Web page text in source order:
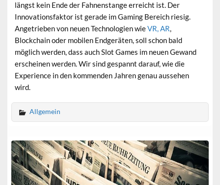
längst kein Ende der Fahnenstange erreicht ist. Der
Innovationsfaktor ist gerade im Gaming Bereich riesig.
Angetrieben von neuen Technologien wieVR, AR,
Blockchain oder mobilen Endgeräten, soll schon bald
möglich werden, dass auch Slot Games im neuen Gewand
erscheinen werden. Wir sind gespannt darauf, wie die
Experience in den kommenden Jahren genau aussehen
wird.
Allgemein